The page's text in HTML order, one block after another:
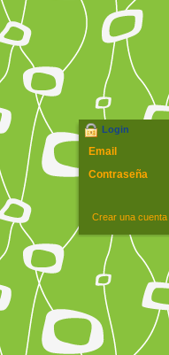
Login
Email
Contraseña
Crear una cuenta